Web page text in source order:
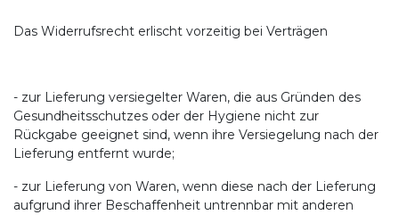
Das Widerrufsrecht erlischt vorzeitig bei Verträgen
- zur Lieferung versiegelter Waren, die aus Gründen des
Gesundheitsschutzes oder der Hygiene nicht zur
Rückgabe geeignet sind, wenn ihre Versiegelung nach der
Lieferung entfernt wurde;
- zur Lieferung von Waren, wenn diese nach der Lieferung
aufgrund ihrer Beschaffenheit untrennbar mit anderen